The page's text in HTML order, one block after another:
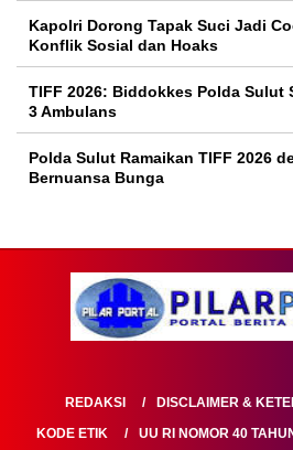
Kapolri Dorong Tapak Suci Jadi
Konflik Sosial dan Hoaks
TIFF 2026: Biddokkes Polda Sulut
3 Ambulans
Polda Sulut Ramaikan TIFF 2026
Bernuansa Bunga
REDAKSI
DISCLAIMER &
KODE ETIK
UU RI NOMOR 40